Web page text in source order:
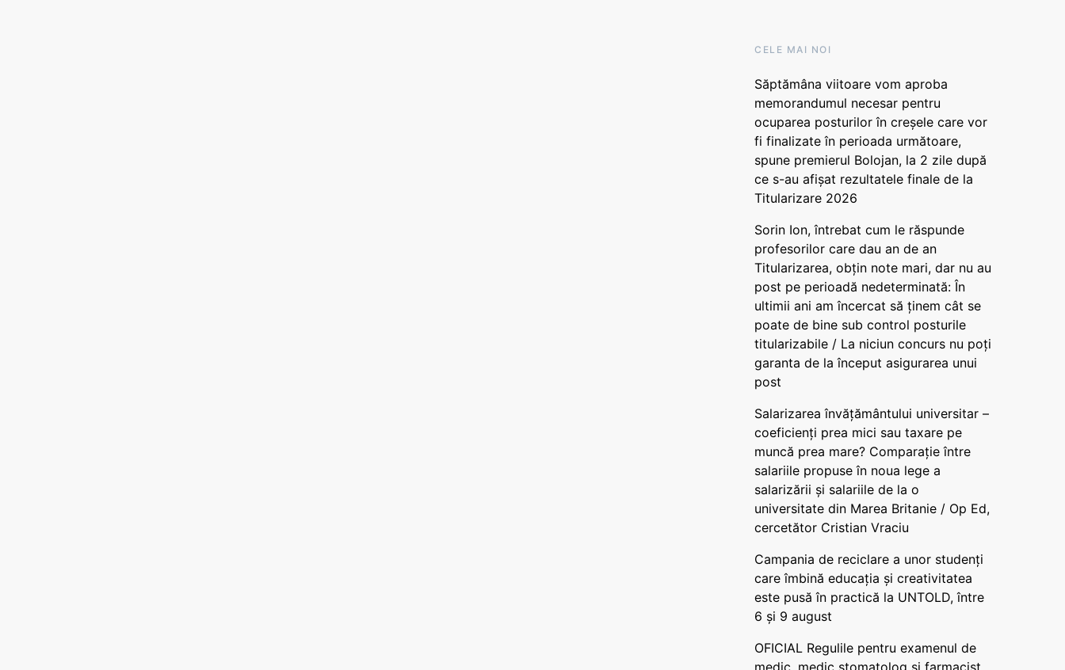
CELE MAI NOI
Săptămâna viitoare vom aproba
memorandumul necesar pentru
ocuparea posturilor în creșele care vor
fi finalizate în perioada următoare,
spune premierul Bolojan, la 2 zile după
ce s-au afișat rezultatele finale de la
Titularizare 2026
Sorin Ion, întrebat cum le răspunde
profesorilor care dau an de an
Titularizarea, obțin note mari, dar nu au
post pe perioadă nedeterminată: În
ultimii ani am încercat să ținem cât se
poate de bine sub control posturile
titularizabile / La niciun concurs nu poți
garanta de la început asigurarea unui
post
Salarizarea învățământului universitar –
coeficienți prea mici sau taxare pe
muncă prea mare? Comparație între
salariile propuse în noua lege a
salarizării și salariile de la o
universitate din Marea Britanie / Op Ed,
cercetător Cristian Vraciu
Campania de reciclare a unor studenți
care îmbină educația și creativitatea
este pusă în practică la UNTOLD, între
6 și 9 august
OFICIAL Regulile pentru examenul de
medic, medic stomatolog și farmacist